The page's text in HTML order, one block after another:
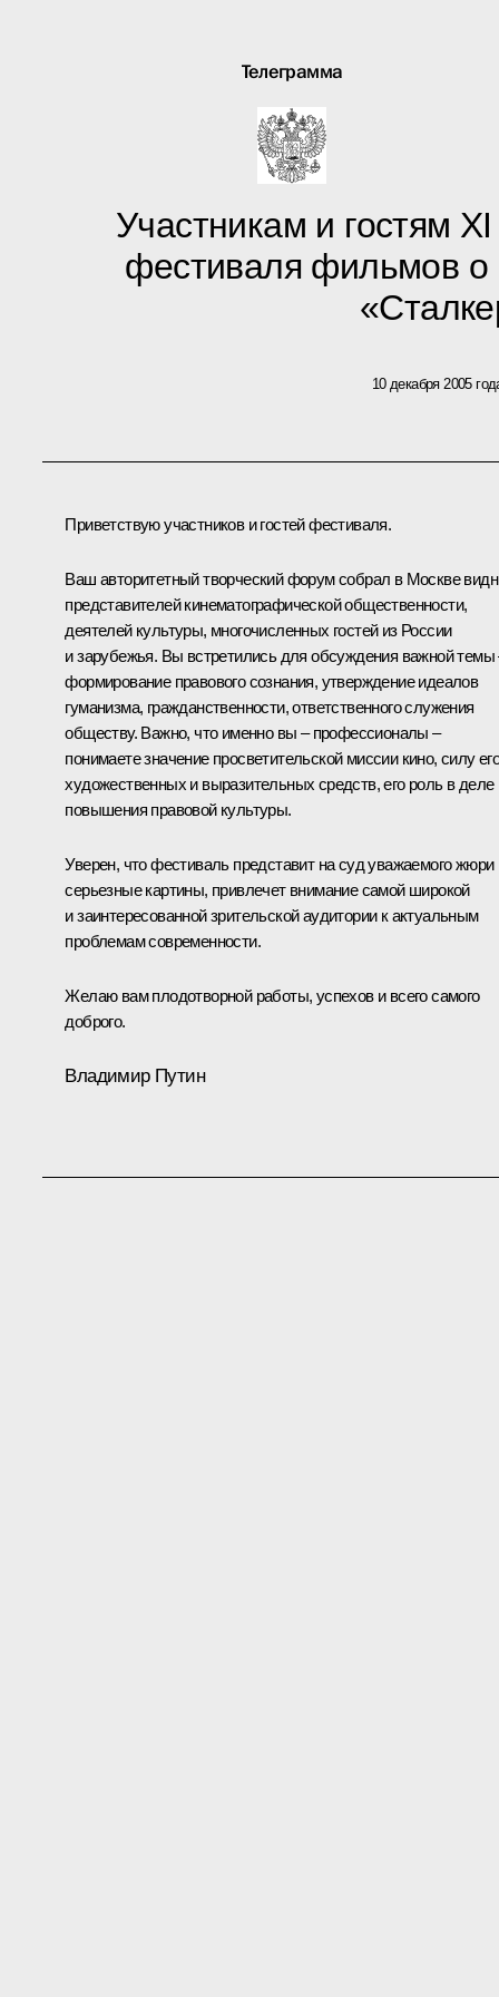
Телеграмма
Участникам и гостям
фестиваля фильмов о
10 декабря 2005
Приветствую участников и гостей фестиваля.
Ваш авторитетный творческий форум собрал в Москве
представителей кинематографической общественности,
деятелей культуры, многочисленных гостей из России
и зарубежья. Вы встретились для обсуждения важной темы
формирование правового сознания, утверждение идеалов
гуманизма, гражданственности, ответственного служения
обществу. Важно, что именно вы – профессионалы –
понимаете значение просветительской миссии кино, силу
художественных и выразительных средств, его роль в деле
повышения правовой культуры.
Уверен, что фестиваль представит на суд уважаемого жюри
серьезные картины, привлечет внимание самой широкой
и заинтересованной зрительской аудитории к актуальным
проблемам современности.
Желаю вам плодотворной работы, успехов и всего самого
доброго.
Владимир Путин